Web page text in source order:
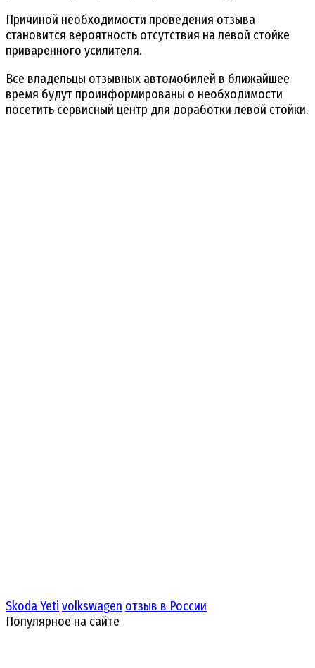
Причиной необходимости проведения отзыва
становится вероятность отсутствия на левой стойке
приваренного усилителя.
Все владельцы отзывных автомобилей в ближайшее
время будут проинформированы о необходимости
посетить сервисный центр для доработки левой стойки.
Skoda Yeti volkswagen отзыв в России
Популярное на сайте